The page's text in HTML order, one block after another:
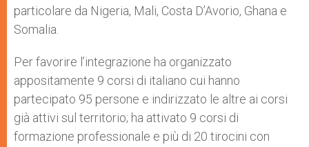
particolare da Nigeria, Mali, Costa D’Avorio, Ghana e
Somalia.
Per favorire l’integrazione ha organizzato
appositamente 9 corsi di italiano cui hanno
partecipato 95 persone e indirizzato le altre ai corsi
già attivi sul territorio; ha attivato 9 corsi di
formazione professionale e più di 20 tirocini con